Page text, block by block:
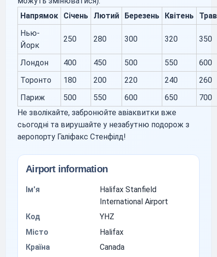
Напрямок
Січень Лютий Березень Квітень
Нью-
Йорк
250 280 300 320 350
Лондон 400 450 500 550
600
Торонто
180 200 220 240
260
Париж
500 550 600 650
700
Не зволікайте, забронюйте авіаквитки вже
сьогодні та вирушайте у незабутню подорож з
аеропорту Галіфакс Стенфілд!
Airport information
Ім'я
Halifax Stanfield
International Airport
Код
YHZ
Місто
Halifax
Країна
Canada